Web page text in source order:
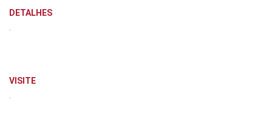
DETALHES
VISITE